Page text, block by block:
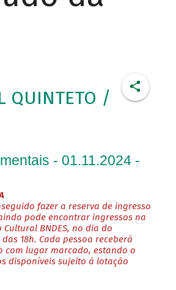
QUINTETO /
- 01.11.2024 -
fazer a reserva de ingresso
pode encontrar ingressos na
Cultural BNDES, no dia do
18h. Cada pessoa receberá
com lugar marcado, estando o
disponíveis sujeito à lotação